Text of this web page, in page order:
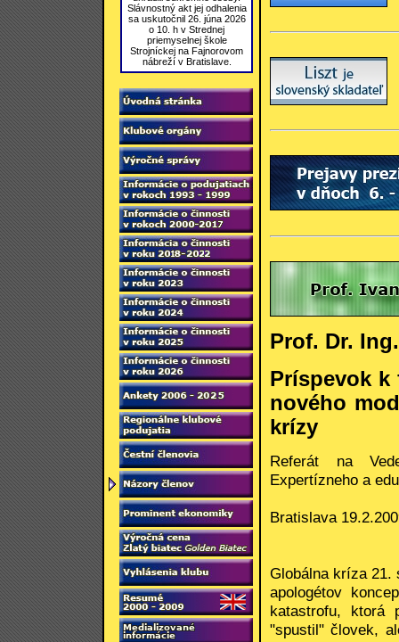
Slávnostný akt jej odhalenia
sa uskutočnil 26. júna 2026
o 10. h v Strednej
priemyselnej škole
Strojníckej na Fajnorovom
nábreží v Bratislave.
Prof. Dr.
Príspevok k
nového
krízy
Referát na
Expertízneho a
Bratislava
Globálna kríza 21.
apologétov
katastrofu, ktorá
"spustil" človek,